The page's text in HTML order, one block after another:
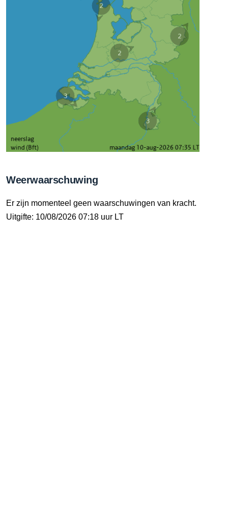
Weerwaarschuwing
Er zijn momenteel geen waarschuwingen van kracht.
Uitgifte: 10/08/2026 07:18 uur LT